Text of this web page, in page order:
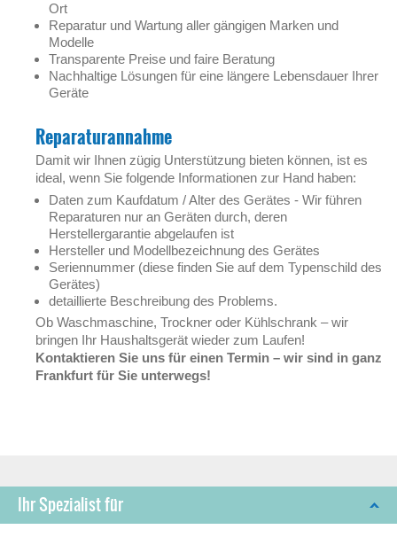
Ort
Reparatur und Wartung aller gängigen Marken und
Modelle
Transparente Preise und faire Beratung
Nachhaltige Lösungen für eine längere Lebensdauer Ihrer
Geräte
Reparaturannahme
Damit wir Ihnen zügig Unterstützung bieten können, ist es
ideal, wenn Sie folgende Informationen zur Hand haben:
Daten zum Kaufdatum / Alter des Gerätes - Wir führen
Reparaturen nur an Geräten durch, deren
Herstellergarantie abgelaufen ist
Hersteller und Modellbezeichnung des Gerätes
Seriennummer (diese finden Sie auf dem Typenschild des
Gerätes)
detaillierte Beschreibung des Problems.
Ob Waschmaschine, Trockner oder Kühlschrank – wir
bringen Ihr Haushaltsgerät wieder zum Laufen!
Kontaktieren Sie uns für einen Termin – wir sind in ganz
Frankfurt für Sie unterwegs!
Ihr Spezialist für